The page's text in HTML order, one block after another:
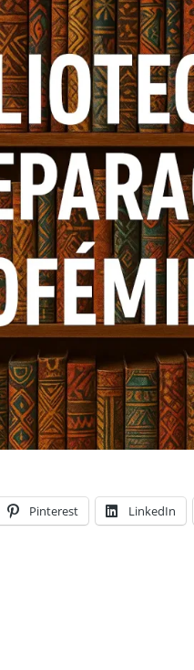
Pinterest LinkedIn